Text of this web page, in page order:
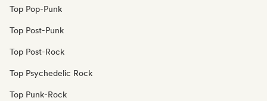
Top Pop-Punk
Top Post-Punk
Top Post-Rock
Top Psychedelic Rock
Top Punk-Rock